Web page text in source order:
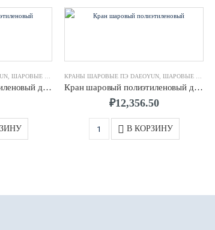
ШАРОВЫЕ КРАНЫ
Кран шаровый полиэтиленовый д 0250 Gear box SDR11 ПЭ100 Daeoyun
КРАНЫ ШАРОВЫЕ ПЭ DAEOYUN ШАРОВЫЕ КРАНЫ
Кран шаровый полиэтиленовый д 0050 SDR11 ПЭ100 Daeoyun
₽12,356.50
В КОРЗИНУ